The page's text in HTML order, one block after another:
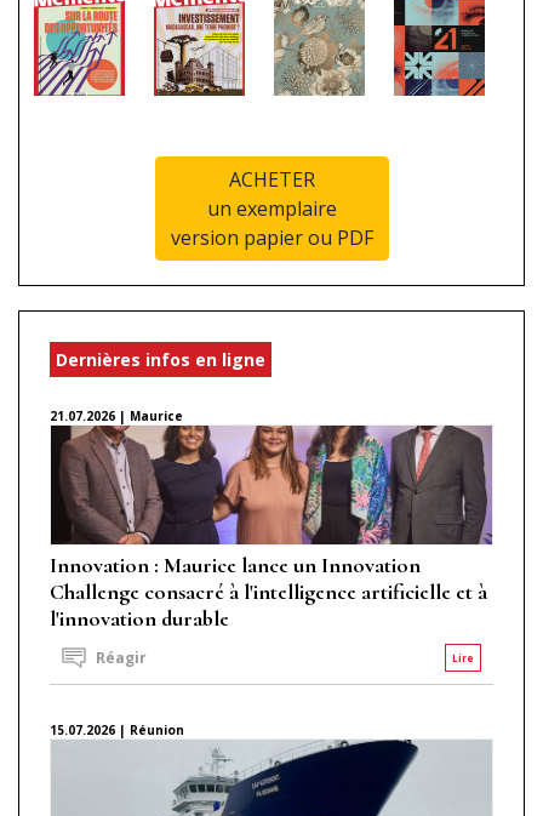
ACHETER
un exemplaire
version papier ou PDF
Dernières infos en ligne
21.07.2026 | Maurice
Innovation : Maurice lance un Innovation
Challenge consacré à l'intelligence artificielle et à
l'innovation durable
Lire
Réagir
15.07.2026 | Réunion